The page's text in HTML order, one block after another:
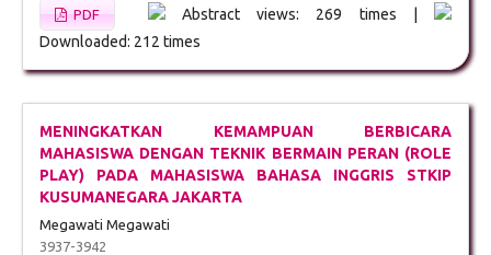
PDF
Abstract views: 269 times |
Downloaded: 212 times
MENINGKATKAN KEMAMPUAN BERBICARA
MAHASISWA DENGAN TEKNIK BERMAIN PERAN (ROLE
PLAY) PADA MAHASISWA BAHASA INGGRIS STKIP
KUSUMANEGARA JAKARTA
Megawati Megawati
3937-3942